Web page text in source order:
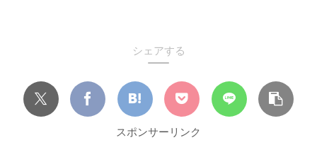
シェアする
スポンサーリンク